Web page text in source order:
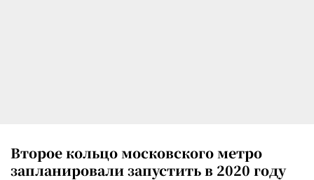
Второе кольцо московского метро
запланировали запустить в 2020 году